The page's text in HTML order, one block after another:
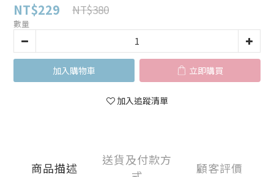
NT$229 NT$380
數量
加入購物車 立即購買
加入追蹤清單
商品描述
送貨及付款方
顧客評價